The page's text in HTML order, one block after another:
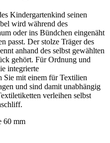
Kindergartenkind seinen
wird während des
oder ins Bündchen eingenäht
passt. Der stolze Träger des
anhand des selbst gewählten
gehört. Für Ordnung und
integrierte
Sie mit einem für Textilien
und sind damit unabhängig
verleihen selbst
60 mm